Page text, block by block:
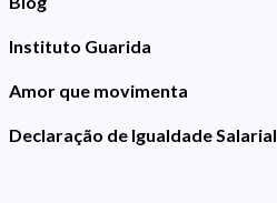
Instituto Guarida
Amor que movimenta
Declaração de Igualdade Salarial